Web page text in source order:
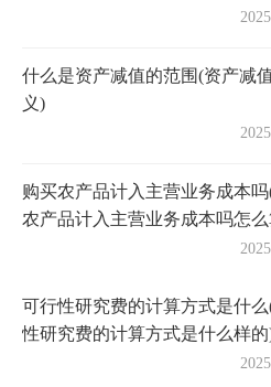
什么是资产减值的范围(资产减
义)
购买农产品计入主营业务成本
农产品计入主营业务成本吗怎
可行性研究费的计算方式是什
性研究费的计算方式是什么样